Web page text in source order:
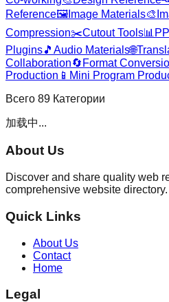
Reference🖼️ Image Materials🎨
Compression✂️Cutout Tools📊
Plugins🎵 Audio Materials🌐
Collaboration🔄 Format
Production 📱 Mini Program
Всего 89 Категории
加载中...
About Us
Discover and share quality web
comprehensive website directory.
Quick Links
About Us
Contact
Home
Legal